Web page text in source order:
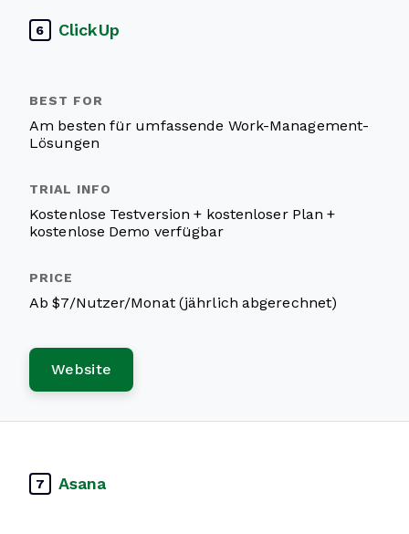
6 ClickUp
Am besten für umfassende Work-Management-
Lösungen
Kostenlose Testversion + kostenloser Plan +
kostenlose Demo verfügbar
Ab $7/Nutzer/Monat (jährlich abgerechnet)
Website
7 Asana